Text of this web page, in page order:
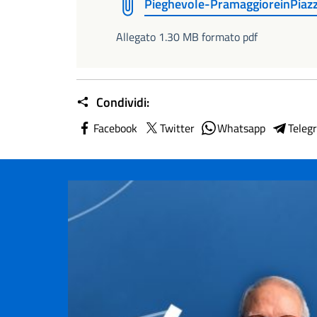
Pieghevole-
Allegato 1.30 MB formato pdf
Condividi:
Facebook Twitter Whatsapp